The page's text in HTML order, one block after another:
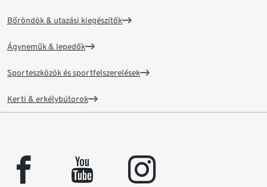
Bőröndök & utazási kiegészítők
Ágyneműk & lepedők
Sporteszközök és sportfelszerelések
Kerti & erkélybútorok
facebook youtube instagram